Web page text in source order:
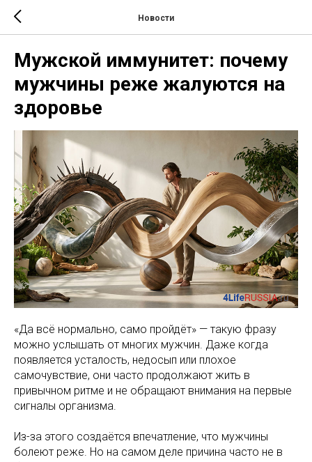
Новости
Мужской иммунитет: почему
мужчины реже жалуются на
здоровье
«Да всё нормально, само пройдёт» — такую фразу
можно услышать от многих мужчин. Даже когда
появляется усталость, недосып или плохое
самочувствие, они часто продолжают жить в
привычном ритме и не обращают внимания на первые
сигналы организма.
Из-за этого создаётся впечатление, что мужчины
болеют реже. Но на самом деле причина часто не в